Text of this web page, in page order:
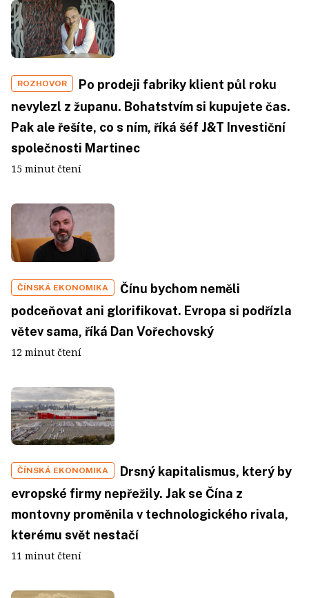
ROZHOVOR
Po prodeji fabriky klient půl roku
nevylezl z županu. Bohatstvím si kupujete čas.
Pak ale řešíte, co s ním, říká šéf J&T Investiční
společnosti Martinec
15 minut čtení
ČÍNSKÁ EKONOMIKA
Čínu bychom neměli
podceňovat ani glorifikovat. Evropa si podřízla
větev sama, říká Dan Vořechovský
12 minut čtení
ČÍNSKÁ EKONOMIKA
Drsný kapitalismus, který by
evropské firmy nepřežily. Jak se Čína z
montovny proměnila v technologického rivala,
kterému svět nestačí
11 minut čtení